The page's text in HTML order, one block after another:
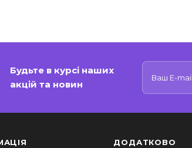
Будьте в курсі наших
акцій та новин
ДОДАТКОВО